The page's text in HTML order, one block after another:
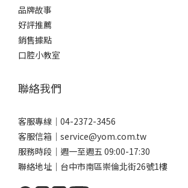
工具推薦與使用方式以下工具都是牙齒矯正期間
推薦的清潔利器。 你可以依照自己的矯正階段
使用，達到更全面的清潔效果唷。1. 沖牙機（口
壓水流沖洗牙縫、牙齦溝與矯正器周圍，能有效
或牙線。使用方式建議：調整水柱強度為中低模
流能「從下往上／從旁邊往中間」滲入殘渣縫隙
潔階段使用，幫助沖走刷牙／牙線之後還未被帶
專用牙刷（V字型/分段刷毛設計）因為矯正器會
通牙刷的刷毛難以完全接觸到矯正器下方及牙縫
品牌故事
好評推薦
銷售據點
口腔小教室
聯絡我們
客服專線｜04-2372-3456
客服信箱｜service@yom.com.tw
服務時段｜週一至週五 09:00-17:30
聯絡地址｜台中市南區崇倫北街26號1樓